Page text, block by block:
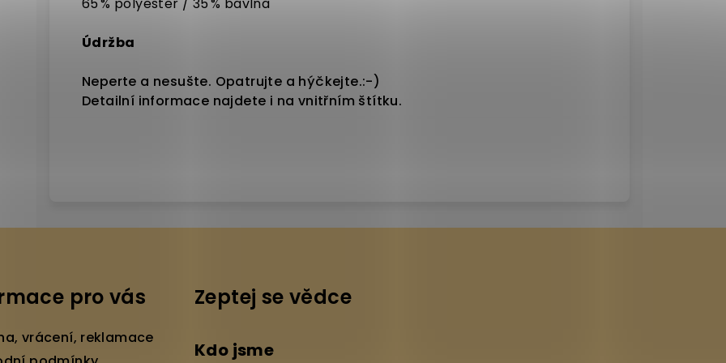
Údržba
Neperte a nesušte. Opatrujte a hýčkejte.:-)
Detailní informace najdete i na vnitřním štítku.
pro vás
vrácení, reklamace
Zeptej se vědce
Kdo jsme